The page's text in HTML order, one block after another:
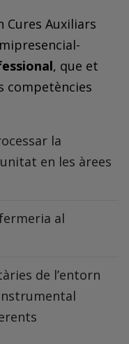
Cures Auxiliars
, que et
competències
la
en les àrees
al
de l’entorn